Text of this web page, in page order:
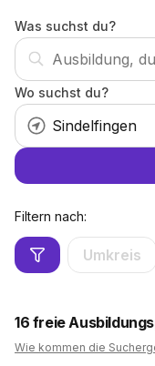
Was suchst du?
Wo suchst du?
Filtern nach:
Umkreis
16 freie
Wie kommen die